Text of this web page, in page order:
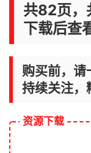
共82页，
下载后查
购买前，请
持续关注，
资源下载